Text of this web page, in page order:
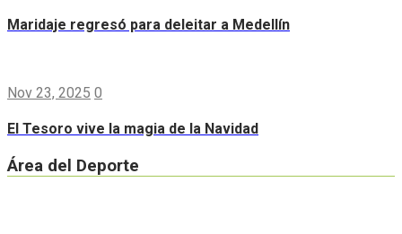
Maridaje regresó para deleitar a Medellín
Nov 23, 2025 0
El Tesoro vive la magia de la Navidad
Área del Deporte